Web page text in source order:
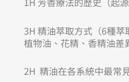
3H 精油萃取方式（6種萃
植物油、花精、香精油差
2H 精油在各系統中最常